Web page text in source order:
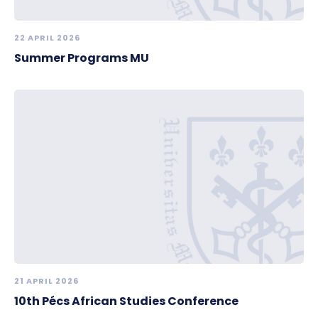
22 APRIL 2026
Summer Programs MU
21 APRIL 2026
10th Pécs African Studies Conference